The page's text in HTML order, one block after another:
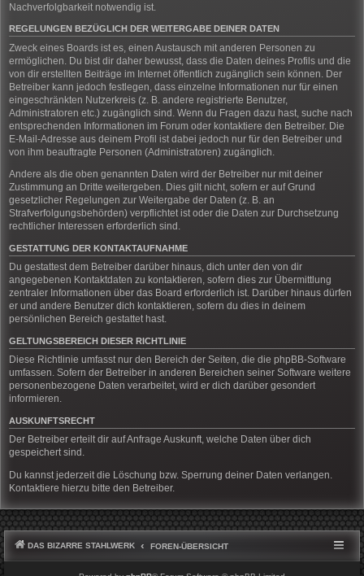
Nachverfolgbarkeit notwendig ist.
REGELUNGEN BEZÜGLICH DER WEITERGABE DEINER DATEN
Zweck eines Boards ist es, einen Austausch mit anderen Personen zu
ermöglichen. Du bist dir daher bewusst, dass die Daten deines Profils und die
von dir erstellten Beiträge im Internet öffentlich zugänglich sein können. Der
Betreiber kann jedoch festlegen, dass einzelne Informationen nur für einen
eingeschränkten Nutzerkreis (z. B. andere registrierte Benutzer,
Administratoren etc.) zugänglich sind. Wenn du Fragen dazu hast, suche nach
entsprechenden Informationen im Forum oder kontaktiere den Betreiber. Die
E-Mail-Adresse aus deinem Profil ist dabei jedoch nur für den Betreiber und
von ihm beauftragte Personen (Administratoren) zugänglich.
Andere als die oben genannten Daten wird der Betreiber nur mit deiner
Zustimmung an Dritte weitergeben. Dies gilt nicht, sofern er auf Grund
gesetzlicher Regelungen zur Weitergabe der Daten (z. B. an
Strafverfolgungsbehörden) verpflichtet ist oder die Daten zur Durchsetzung
rechtlicher Interessen erforderlich sind.
GESTATTUNG DER KONTAKTAUFNAHME
Du gestattest dem Betreiber darüber hinaus, dich unter den von dir
angegebenen Kontaktdaten zu kontaktieren, sofern dies zur Übermittlung
zentraler Informationen über das Board erforderlich ist. Darüber hinaus dürfen
er und andere Benutzer dich kontaktieren, sofern du dies in deinem
persönlichen Bereich gestattet hast.
GELTUNGSBEREICH DIESER RICHTLINIE
Diese Richtlinie umfasst nur den Bereich der Seiten, die die phpBB-Software
umfassen. Sofern der Betreiber in anderen Bereichen seiner Software weitere
personenbezogene Daten verarbeitet, wird er dich darüber gesondert
informieren.
AUSKUNFTSRECHT
Der Betreiber erteilt dir auf Anfrage Auskunft, welche Daten über dich
gespeichert sind.
Du kannst jederzeit die Löschung bzw. Sperrung deiner Daten verlangen.
Kontaktiere hierzu bitte den Betreiber.
DAS BIZARRE STAHLWERK FOREN-ÜBERSICHT